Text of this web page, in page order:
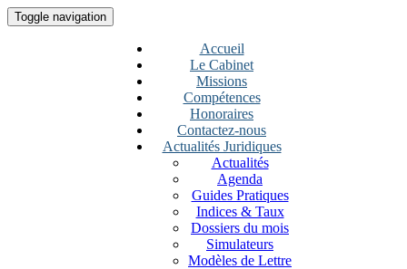
Toggle navigation
Accueil
Le Cabinet
Missions
Compétences
Honoraires
Contactez-nous
Actualités Juridiques
Actualités
Agenda
Guides Pratiques
Indices & Taux
Dossiers du mois
Simulateurs
Modèles de Lettre